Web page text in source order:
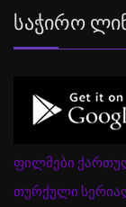
Საჭირო
ფილმები
თურქული